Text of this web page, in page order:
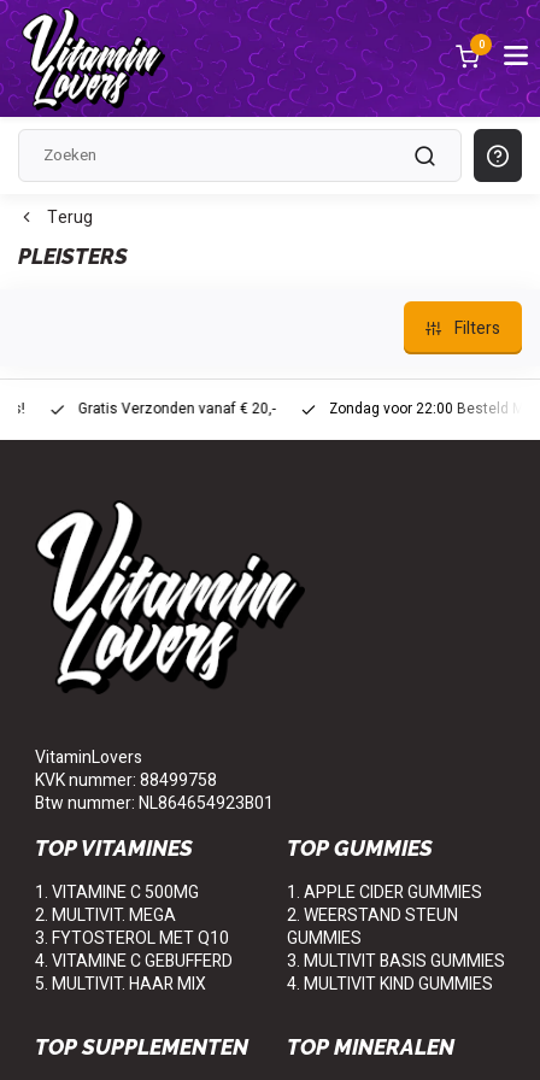
0
Terug
PLEISTERS
Filters
Gratis Verzonden vanaf € 20,- Zondag voor 22:00 Besteld
VitaminLovers
KVK nummer: 88499758
Btw nummer: NL864654923B01
TOP VITAMINES
1. VITAMINE C 500MG
2. MULTIVIT. MEGA
3. FYTOSTEROL MET Q10
4. VITAMINE C GEBUFFERD
5. MULTIVIT. HAAR MIX
TOP GUMMIES
1. APPLE CIDER GUMMIES
2. WEERSTAND STEUN
GUMMIES
3. MULTIVIT BASIS GUMMIES
4. MULTIVIT KIND GUMMIES
TOP SUPPLEMENTEN
TOP MINERALEN